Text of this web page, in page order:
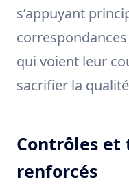
s’appuyant
qui voient leur
sacrifier la
Contrôles et
renforcés